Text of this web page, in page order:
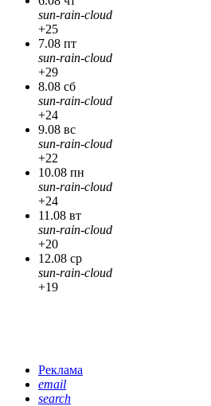
sun-rain-cloud
+25
7.08 пт
sun-rain-cloud
+29
8.08 сб
sun-rain-cloud
+24
9.08 вс
sun-rain-cloud
+22
10.08 пн
sun-rain-cloud
+24
11.08 вт
sun-rain-cloud
+20
12.08 ср
sun-rain-cloud
+19
Реклама
email
search